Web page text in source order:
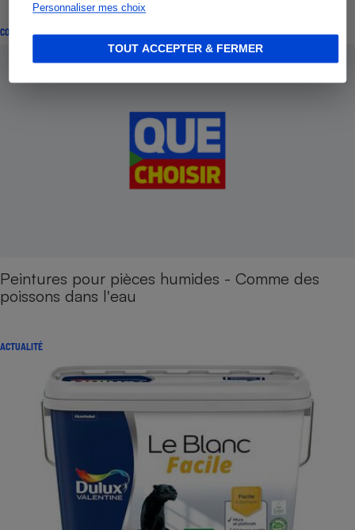
Personnaliser mes choix
TOUT ACCEPTER & FERMER
COMMENTAIRES SUR LE COMPARATIF
Peintures pour pièces humides - Comme des
poissons dans l'eau
ACTUALITÉ